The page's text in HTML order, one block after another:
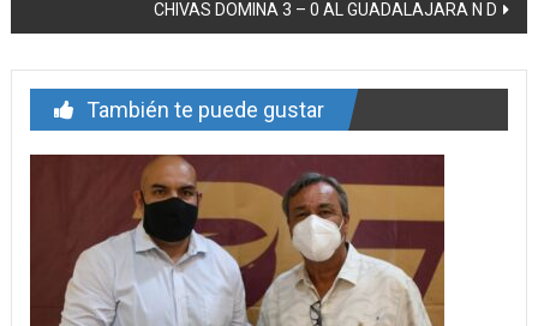
entrada
CHIVAS DOMINA 3 – 0 AL GUADALAJARA N D
También te puede gustar